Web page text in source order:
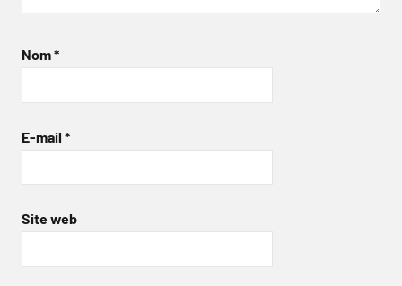
Nom*
E-mail *
Site web